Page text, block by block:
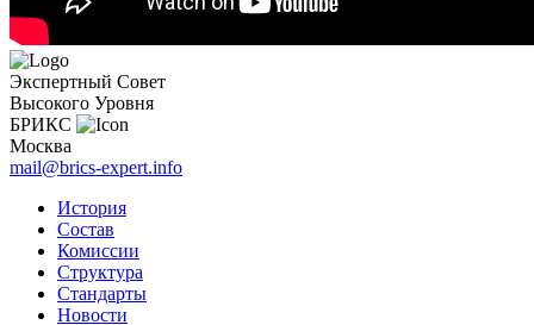
Экспертный Совет
Высокого Уровня
БРИКС
Москва
mail@brics-expert.info
История
Состав
Комиссии
Структура
Стандарты
Новости